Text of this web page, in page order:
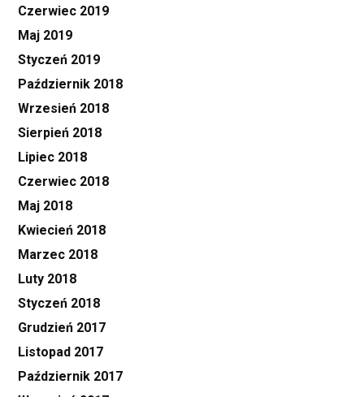
Czerwiec 2019
Maj 2019
Styczeń 2019
Październik 2018
Wrzesień 2018
Sierpień 2018
Lipiec 2018
Czerwiec 2018
Maj 2018
Kwiecień 2018
Marzec 2018
Luty 2018
Styczeń 2018
Grudzień 2017
Listopad 2017
Październik 2017